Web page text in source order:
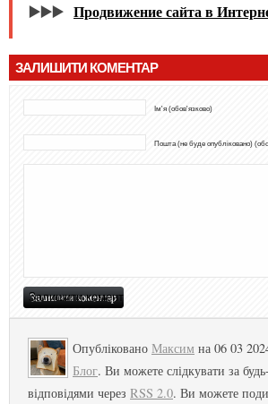
▶️▶️▶️ Продвижение сайта в
ЗАЛИШИТИ КОМЕНТАР
Ім'я (обов'язково)
Пошта (не буде опубліковано)
Опубліковано Максим на 06 03
Блог. Ви можете слідкувати за
відповідями через RSS 2.0. Ви можете